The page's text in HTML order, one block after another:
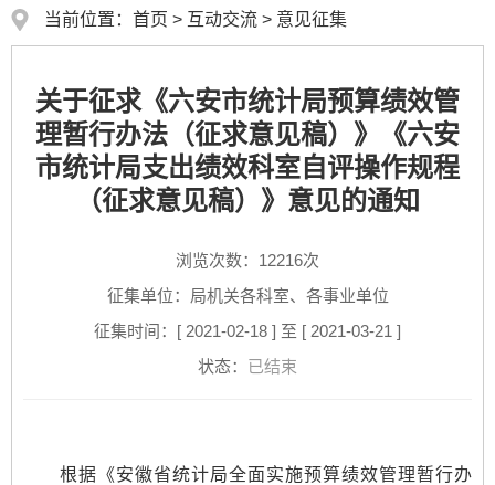
当前位置： 首页 > 互动交流 > 意见征集
关于征求《六安市统计局预算绩效管
理暂行办法（征求意见稿）》《六安
市统计局支出绩效科室自评操作规程
（征求意见稿）》意见的通知
浏览次数： 12216次
征集单位：局机关各科室、各事业单位
征集时间：[ 2021-02-18 ] 至 [ 2021-03-21 ]
状态： 已结束
根据《安徽省统计局全面实施预算绩效管理暂行办